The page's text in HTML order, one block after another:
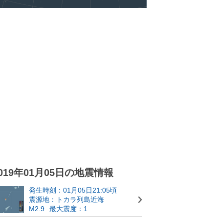
年01月05日の地震情報
発生時刻：01月05日21:05頃
震源地：トカラ列島近海
M2.9
最大震度：1